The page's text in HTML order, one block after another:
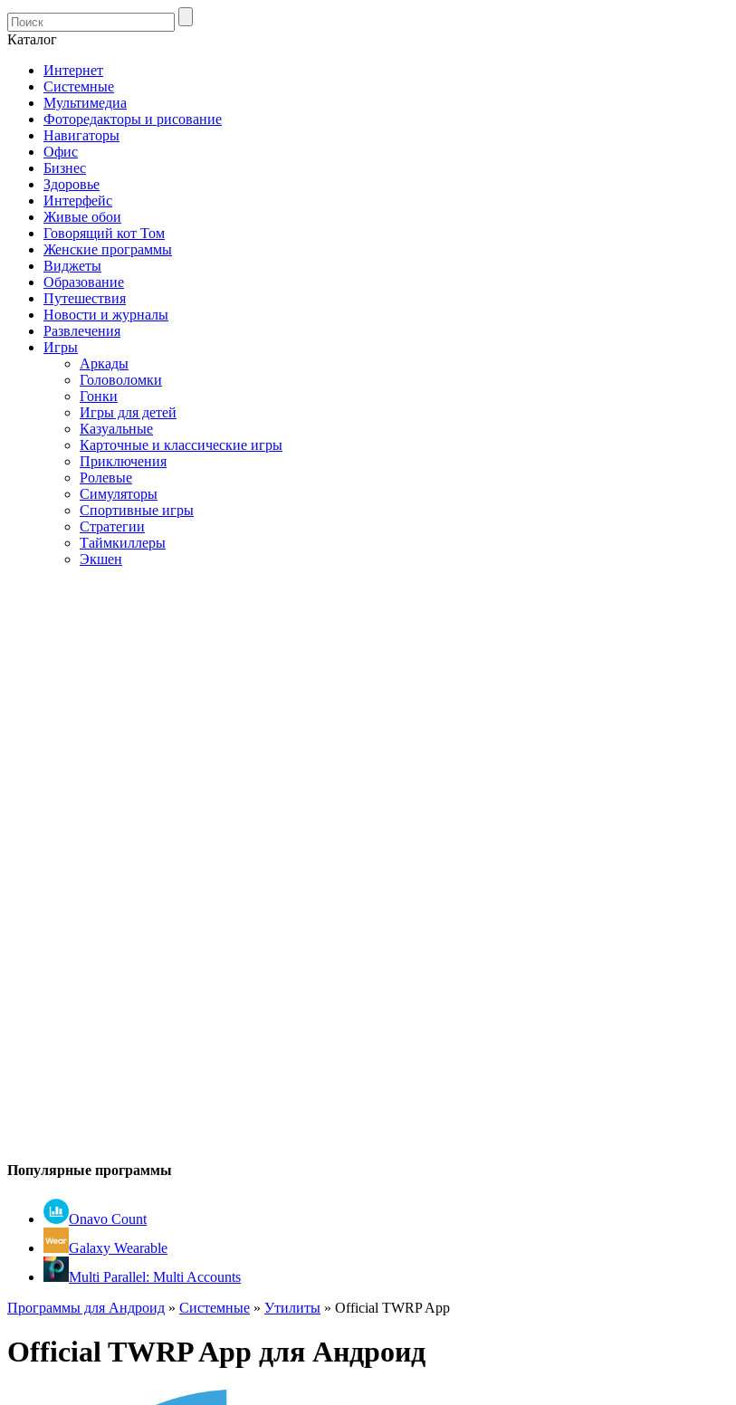
Каталог
Интернет
Системные
Мультимедиа
Фоторедакторы и рисование
Навигаторы
Офис
Бизнес
Здоровье
Интерфейс
Живые обои
Говорящий кот Том
Женские программы
Виджеты
Образование
Путешествия
Новости и журналы
Развлечения
Игры
Аркады
Головоломки
Гонки
Игры для детей
Казуальные
Карточные и классические игры
Приключения
Ролевые
Симуляторы
Спортивные игры
Стратегии
Таймкиллеры
Экшен
Популярные программы
Onavo Count
Galaxy Wearable
Multi Parallel: Multi Accounts
Программы для Андроид » Системные » Утилиты » Official TWRP App
Official TWRP App для Андроид